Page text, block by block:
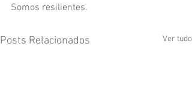
Somos resilientes.
Posts Relacionados Ver tudo